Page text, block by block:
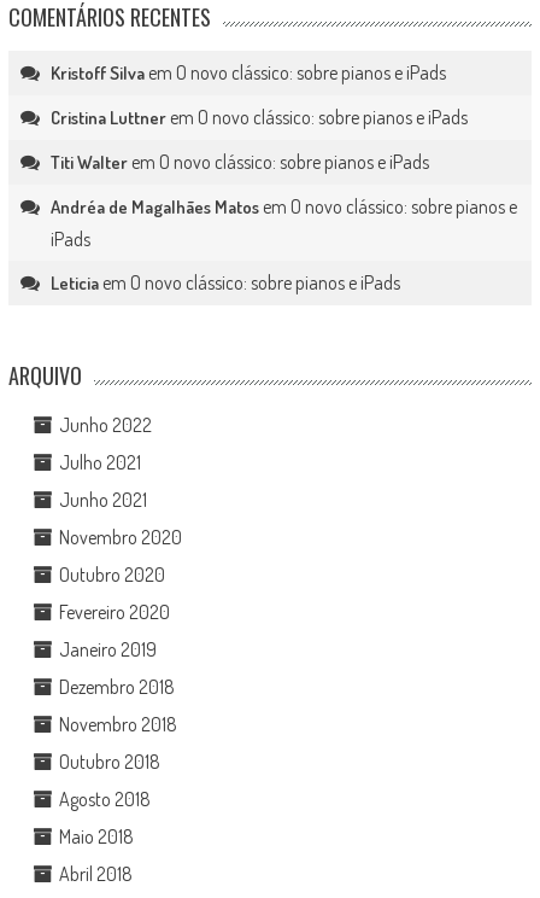
COMENTÁRIOS RECENTES
Kristoff Silvaem O novo clássico: sobre pianos e iPads
Cristina Luttnerem O novo clássico: sobre pianos e iPads
Titi Walterem O novo clássico: sobre pianos e iPads
Andréa de Magalhães Matosem O novo clássico: sobre pianos e
iPads
Leticiaem O novo clássico: sobre pianos e iPads
ARQUIVO
Junho 2022
Julho 2021
Junho 2021
Novembro 2020
Outubro 2020
Fevereiro 2020
Janeiro 2019
Dezembro 2018
Novembro 2018
Outubro 2018
Agosto 2018
Maio 2018
Abril 2018